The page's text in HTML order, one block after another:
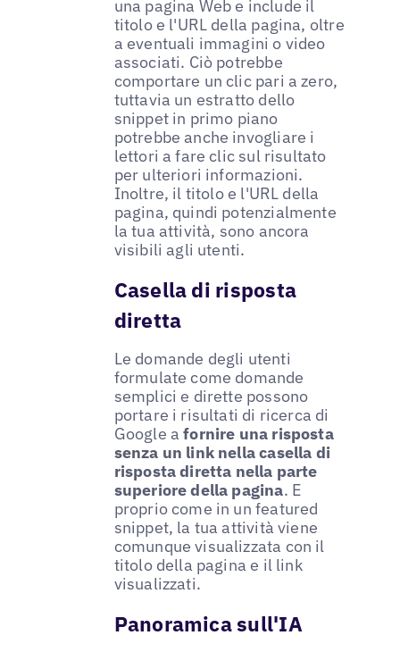
una pagina Web e include il
titolo e l'URL della pagina, oltre
a eventuali immagini o video
associati. Ciò potrebbe
comportare un clic pari a zero,
tuttavia un estratto dello
snippet in primo piano
potrebbe anche invogliare i
lettori a fare clic sul risultato
per ulteriori informazioni.
Inoltre, il titolo e l'URL della
pagina, quindi potenzialmente
la tua attività, sono ancora
visibili agli utenti.
Casella di risposta
diretta
Le domande degli utenti
formulate come domande
semplici e dirette possono
portare i risultati di ricerca di
Google afornire una risposta
senza un link nella casella di
risposta diretta nella parte
superiore della pagina. E
proprio come in un featured
snippet, la tua attività viene
comunque visualizzata con il
titolo della pagina e il link
visualizzati.
Panoramica sull'IA